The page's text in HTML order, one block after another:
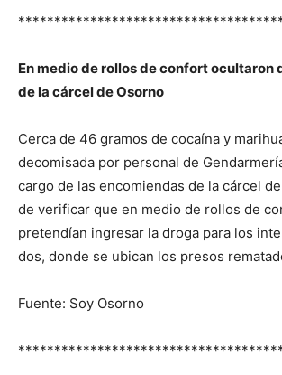
En medio de rollos de confort ocultaron
de la cárcel de Osorno
Cerca de 46 gramos de cocaína y
decomisada por personal de
cargo de las encomiendas de la cárcel
de verificar que en medio de rollos de
pretendían ingresar la droga para los
dos, donde se ubican los presos
Fuente: Soy Osorno